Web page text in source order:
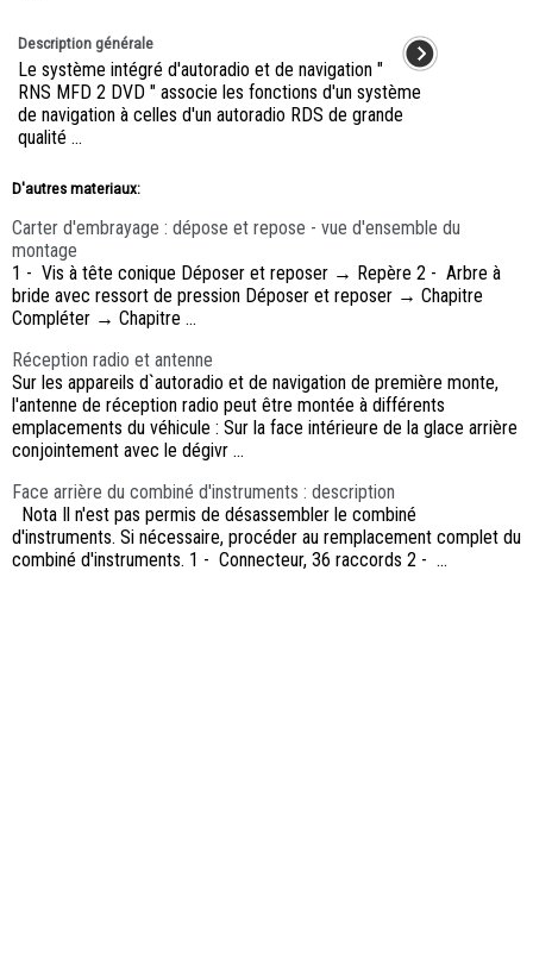
Description générale
Le système intégré d'autoradio et de navigation "
RNS MFD 2 DVD " associe les fonctions d'un système
de navigation à celles d'un autoradio RDS de grande
qualité ...
D'autres materiaux:
Carter d'embrayage : dépose et repose - vue d'ensemble du
montage
1 - Vis à tête conique Déposer et reposer → Repère 2 - Arbre à
bride avec ressort de pression Déposer et reposer → Chapitre
Compléter → Chapitre ...
Réception radio et antenne
Sur les appareils d`autoradio et de navigation de première monte,
l'antenne de réception radio peut être montée à différents
emplacements du véhicule : Sur la face intérieure de la glace arrière
conjointement avec le dégivr ...
Face arrière du combiné d'instruments : description
Nota Il n'est pas permis de désassembler le combiné
d'instruments. Si nécessaire, procéder au remplacement complet du
combiné d'instruments. 1 - Connecteur, 36 raccords 2 - ...